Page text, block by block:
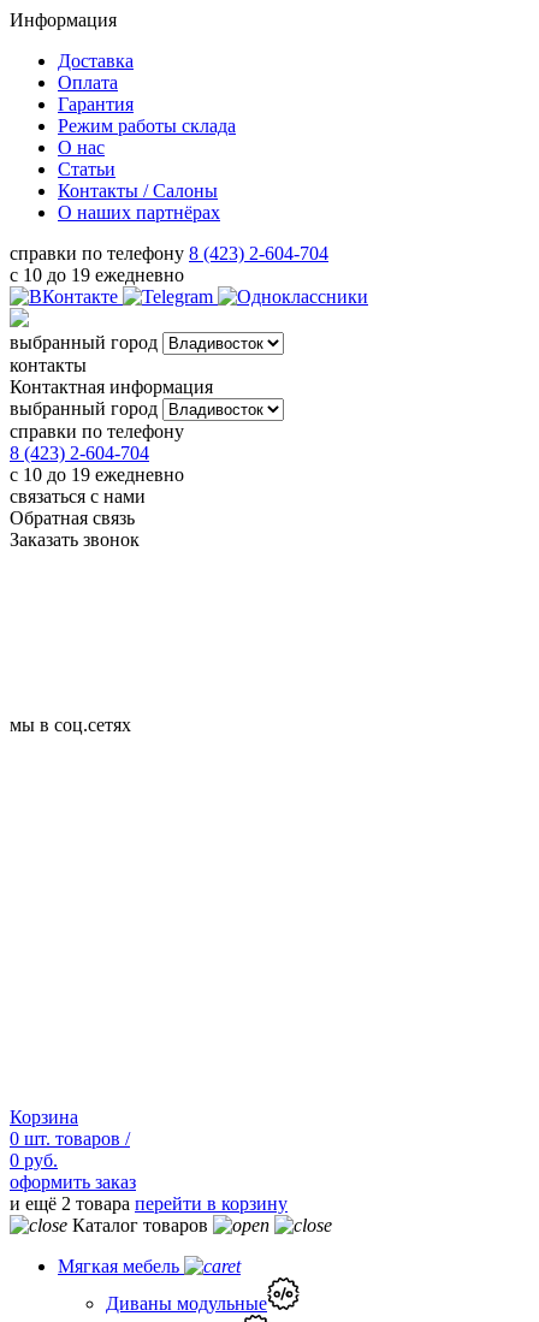
Информация
Доставка
Оплата
Гарантия
Режим работы склада
О нас
Статьи
Контакты / Салоны
О наших партнёрах
справки по телефону 8 (423) 2-604-704
с 10 до 19 ежедневно
выбранный город
контакты
Контактная информация
выбранный город
справки по телефону
8 (423) 2-604-704
с 10 до 19 ежедневно
связаться с нами
Обратная связь
Заказать звонок
мы в соц.сетях
Корзина
0 шт. товаров /
0 руб.
оформить заказ
и ещё 2 товара перейти в корзину
Каталог товаров
Мягкая мебель
Диваны модульные